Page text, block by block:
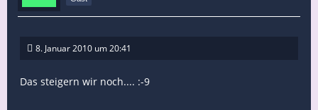
8. Januar 2010 um 20:41
Das steigern wir noch.... :-9